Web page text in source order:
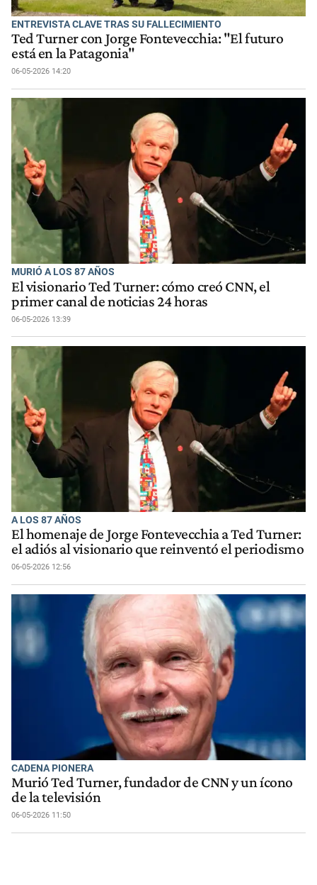
ENTREVISTA CLAVE TRAS SU FALLECIMIENTO
Ted Turner con Jorge Fontevecchia: "El futuro
está en la Patagonia"
06-05-2026 14:20
MURIÓ A LOS 87 AÑOS
El visionario Ted Turner: cómo creó CNN, el
primer canal de noticias 24 horas
06-05-2026 13:39
A LOS 87 AÑOS
El homenaje de Jorge Fontevecchia a Ted Turner:
el adiós al visionario que reinventó el periodismo
06-05-2026 12:56
CADENA PIONERA
Murió Ted Turner, fundador de CNN y un ícono
de la televisión
06-05-2026 11:50